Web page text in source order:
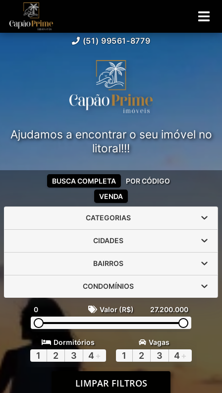
(51) 99561-8779
Ajudamos a encontrar o seu imóvel no
litoral!!!
VENDA
BUSCA COMPLETA POR CÓDIGO
CATEGORIAS
CIDADES
BAIRROS
CONDOMÍNIOS
0 Valor (R$) 27.200.000
Dormitórios
1 2 3 4 +
Vagas
1 2 3 4 +
LIMPAR FILTROS